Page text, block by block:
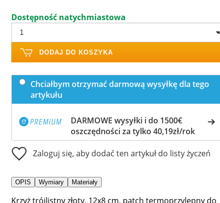
Dostępność natychmiastowa
DODAJ DO KOSZYKA
Chciałbym otrzymać darmową wysyłkę dla tego
artykułu
DARMOWE wysyłki i do 1500€
oszczędności za tylko 40,19zł/rok
Zaloguj się, aby dodać ten artykuł do listy życzeń
OPIS Wymiary Materiały
Krzyż trójlistny złoty, 12x8 cm, patch termoprzylepny do